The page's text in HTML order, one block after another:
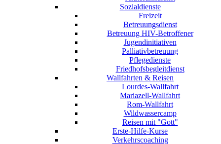
Sozialdienste
Freizeit
Betreuungsdienst
Betreuung HIV-Betroffener
Jugendinitiativen
Palliativbetreuung
Pflegedienste
Friedhofsbegleitdienst
Wallfahrten & Reisen
Lourdes-Wallfahrt
Mariazell-Wallfahrt
Rom-Wallfahrt
Wildwassercamp
Reisen mit "Gott"
Erste-Hilfe-Kurse
Verkehrscoaching